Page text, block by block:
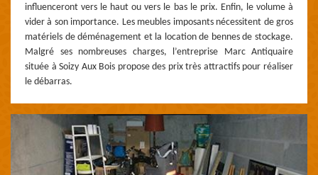
influenceront vers le haut ou vers le bas le prix. Enfin, le volume à
vider à son importance. Les meubles imposants nécessitent de gros
matériels de déménagement et la location de bennes de stockage.
Malgré ses nombreuses charges, l’entreprise Marc Antiquaire
située à Soizy Aux Bois propose des prix très attractifs pour réaliser
le débarras.